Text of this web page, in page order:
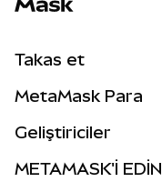
Takas et
Perps
RWA'lar
MetaMask Para
Geliştiriciler
METAMASK'İ EDİN